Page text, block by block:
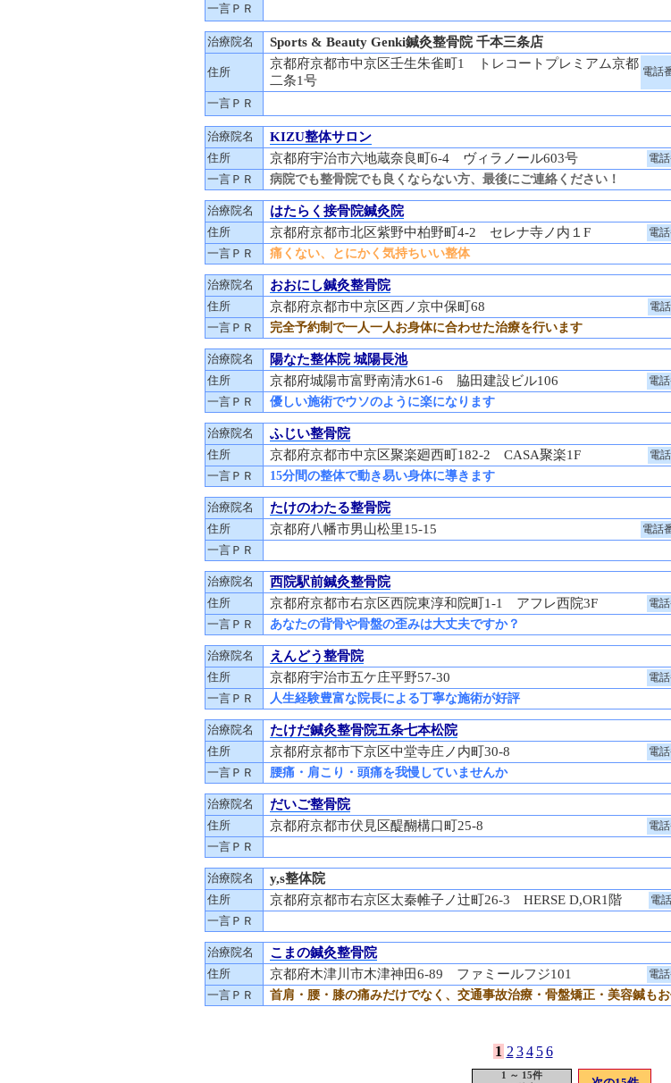
一言ＰＲ
治療院名 Sports & Beauty Genki鍼灸整骨院 千本三条店
住所
京都府京都市中京区壬生朱雀町1 トレコートプレミアム京都
二条1号
電話
一言ＰＲ
治療院名 KIZU整体サロン
住所 京都府宇治市六地蔵奈良町6-4 ヴィラノール603号 電
一言ＰＲ 病院でも整骨院でも良くならない方、最後にご連絡ください！
治療院名 はたらく接骨院鍼灸院
住所 京都府京都市北区紫野中柏野町4-2 セレナ寺ノ内１F 電
一言ＰＲ 痛くない、とにかく気持ちいい整体
治療院名 おおにし鍼灸整骨院
住所 京都府京都市中京区西ノ京中保町68 電
一言ＰＲ 完全予約制で一人一人お身体に合わせた治療を行います
治療院名 陽なた整体院 城陽長池
住所 京都府城陽市富野南清水61-6 脇田建設ビル106 電
一言ＰＲ 優しい施術でウソのように楽になります
治療院名 ふじい整骨院
住所 京都府京都市中京区聚楽廻西町182-2 CASA聚楽1F 電
一言ＰＲ 15分間の整体で動き易い身体に導きます
治療院名 たけのわたる整骨院
住所 京都府八幡市男山松里15-15 電話
一言ＰＲ
治療院名 西院駅前鍼灸整骨院
住所 京都府京都市右京区西院東淳和院町1-1 アフレ西院3F 電
一言ＰＲ あなたの背骨や骨盤の歪みは大丈夫ですか？
治療院名 えんどう整骨院
住所 京都府宇治市五ケ庄平野57-30 電
一言ＰＲ 人生経験豊富な院長による丁寧な施術が好評
治療院名 たけだ鍼灸整骨院五条七本松院
住所 京都府京都市下京区中堂寺庄ノ内町30-8 電
一言ＰＲ 腰痛・肩こり・頭痛を我慢していませんか
治療院名 だいご整骨院
住所 京都府京都市伏見区醍醐構口町25-8 電
一言ＰＲ
治療院名 y,s整体院
住所 京都府京都市右京区太秦帷子ノ辻町26-3 HERSE D,OR1階 電
一言ＰＲ
治療院名 こまの鍼灸整骨院
住所 京都府木津川市木津神田6-89 ファミールフジ101 電
一言ＰＲ 首肩・腰・膝の痛みだけでなく、交通事故治療・骨盤矯正・美容鍼もお
1 2 3 4 5 6
1 ～ 15件